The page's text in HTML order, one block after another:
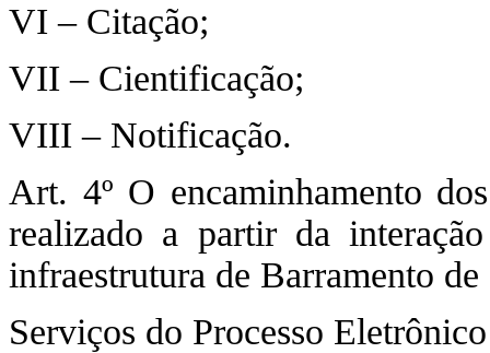
VI – Citação;
VII – Cientificação;
VIII – Notificação.
Art. 4º O encaminhamento
realizado a partir da
infraestrutura de Barramento de
Serviços do Processo